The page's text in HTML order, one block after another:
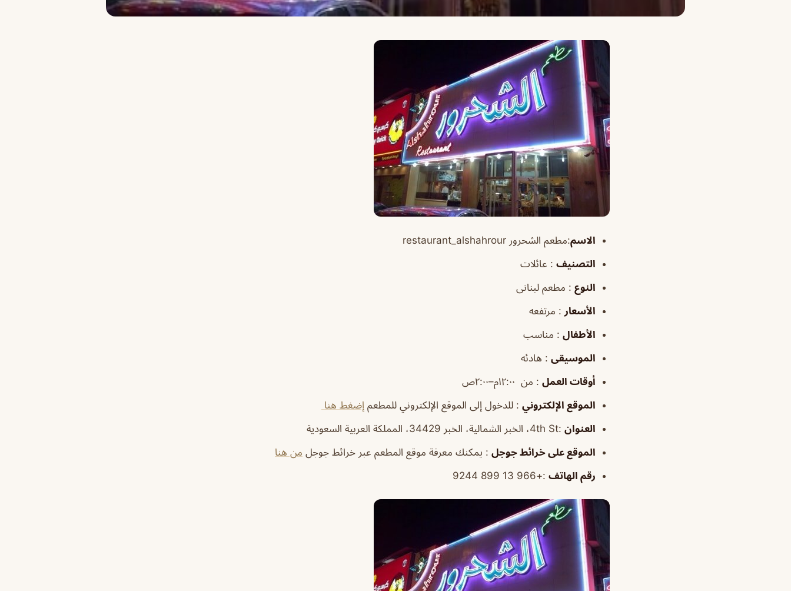
الاسم:مطعم الشحرور restaurant_alshahrour
التصنيف : عائلات
النوع : مطعم لبنانى
الأسعار : مرتفعه
الأطفال : مناسب
الموسيقى : هادئه
أوقات العمل : من ١٢:٠٠م–٢:٠٠ص
الموقع الإلكتروني : للدخول إلى الموقع الإلكتروني للمطعم إضغط هنا
العنوان :4th St، الخبر الشمالية، الخبر 34429، المملكة العربية السعودية
الموقع على خرائط جوجل : يمكنك معرفة موقع المطعم عبر خرائط جوجل من هنا
رقم الهاتف :+966 13 899 9244